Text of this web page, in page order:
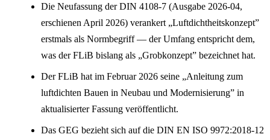
Die Neufassung der DIN 4108-7 (Ausgabe 2026-04,
erschienen April 2026) verankert „Luftdichtheitskonzept”
erstmals als Normbegriff — der Umfang entspricht dem,
was der FLiB bislang als „Grobkonzept” bezeichnet hat.
Der FLiB hat im Februar 2026 seine „Anleitung zum
luftdichten Bauen in Neubau und Modernisierung” in
aktualisierter Fassung veröffentlicht.
Das GEG bezieht sich auf die DIN EN ISO 9972:2018-12